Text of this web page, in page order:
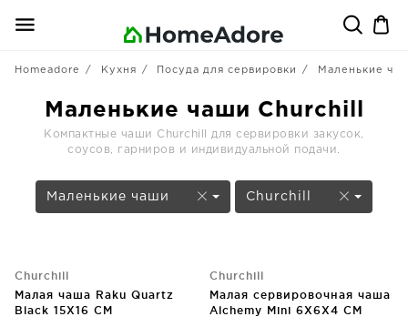
Homeadore Кухня Посуда для сервировки Маленькие
Маленькие чаши Churchill
Компактные чаши Churchill для сервировки закусок,
соусов, гарниров и индивидуальной подачи.
Маленькие чаши Churchill
Churchill
Малая чаша Raku Quartz
Black 15X16 CM
Churchill
Малая сервировочная чаша
Alchemy Mini 6X6X4 CM